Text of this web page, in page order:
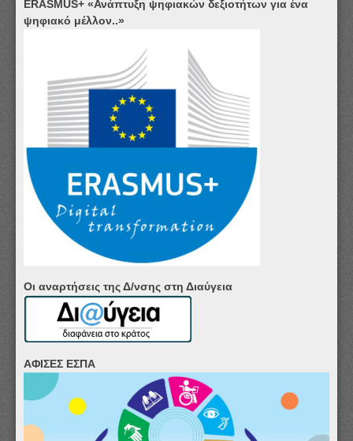
ERASMUS+ «Ανάπτυξη ψηφιακών δεξιοτήτων για ένα
ψηφιακό μέλλον..»
Οι αναρτήσεις της Δ/νσης στη Διαύγεια
ΑΦΙΣΕΣ ΕΣΠΑ